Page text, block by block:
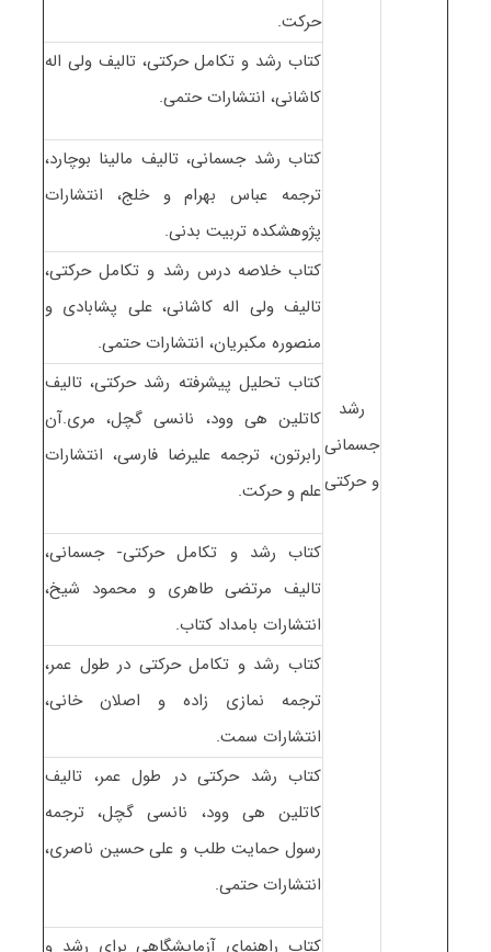
رشد
جسمانی
و حرکتی
حرکت.
کتاب رشد و تکامل حرکتی، تالیف ولی اله
کاشانی، انتشارات حتمی.
کتاب رشد جسمانی، تالیف مالینا بوچارد،
ترجمه عباس بهرام و خلج، انتشارات
پژوهشکده تربیت بدنی.
کتاب خلاصه درس رشد و تکامل حرکتی،
تالیف ولی اله کاشانی، علی پشابادی و
منصوره مکبریان، انتشارات حتمی.
کتاب تحلیل پیشرفته رشد حرکتی، تالیف
کاتلین هی وود، نانسی گچل، مری.آن
رابرتون، ترجمه علیرضا فارسی، انتشارات
علم و حرکت.
کتاب رشد و تکامل حرکتی- جسمانی،
تالیف مرتضی طاهری و محمود شیخ،
انتشارات بامداد کتاب.
کتاب رشد و تکامل حرکتی در طول عمر،
ترجمه نمازی زاده و اصلان خانی،
انتشارات سمت.
کتاب رشد حرکتی در طول عمر، تالیف
کاتلین هی وود، نانسی گچل، ترجمه
رسول حمایت طلب و علی حسین ناصری،
انتشارات حتمی.
کتاب راهنمای آزمایشگاهی برای رشد و